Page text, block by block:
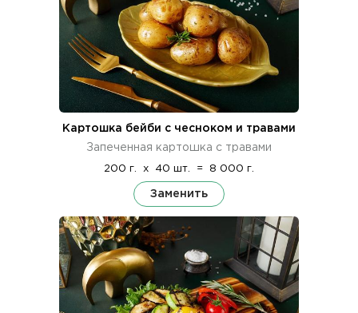
Картошка бейби с чесноком и травами
Запеченная картошка с травами
200 г. x 40 шт. = 8 000 г.
Заменить